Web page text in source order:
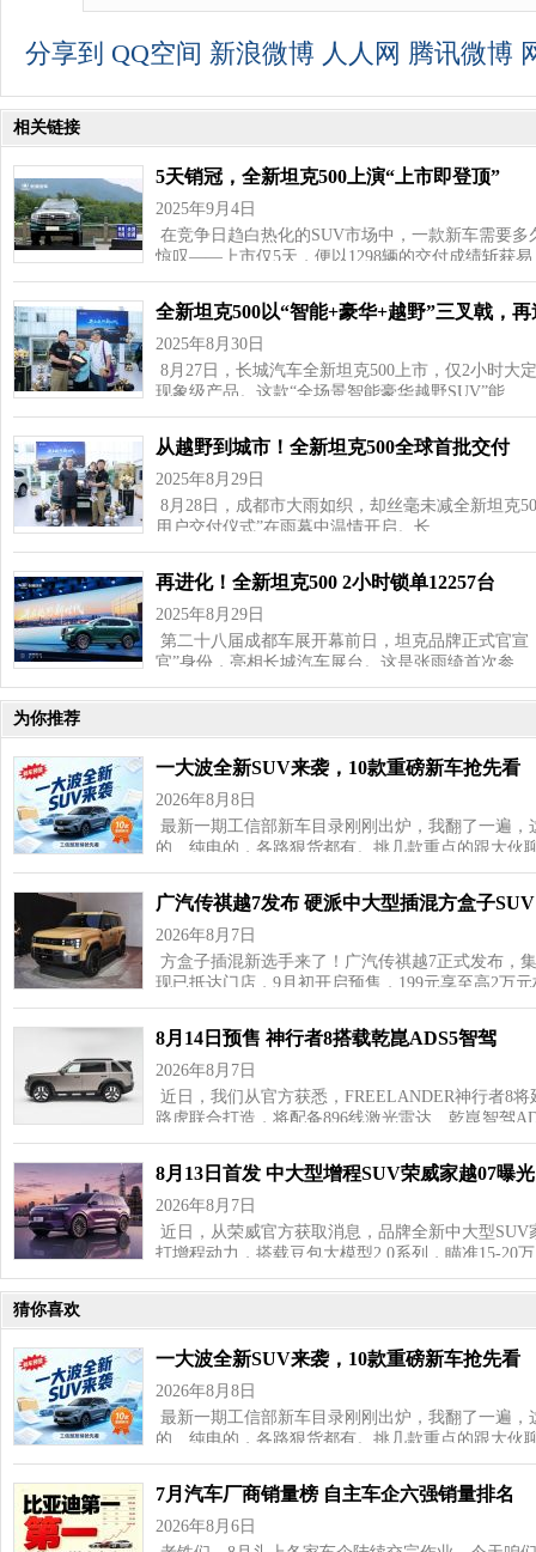
分享到 QQ空间 新浪微博 人人网 腾讯微博
相关链接
5天销冠，全新坦克500上演“上市即登顶”
2025年9月4日
在竞争日趋白热化的SUV市场中，一款新车需要
惊叹——上市仅5天，便以1298辆的交付成绩斩获
全新坦克500以“智能+豪华+越野”三叉戟，
2025年8月30日
8月27日，长城汽车全新坦克500上市，仅2小时大
现象级产品。这款“全场景智能豪华越野SUV”能…
从越野到城市！全新坦克500全球首批交付
2025年8月29日
8月28日，成都市大雨如织，却丝毫未减全新坦
用户交付仪式”在雨幕中温情开启。长…
再进化！全新坦克500 2小时锁单12257台
2025年8月29日
第二十八届成都车展开幕前日，坦克品牌正式官
官”身份，亮相长城汽车展台。这是张雨绮首次参…
为你推荐
一大波全新SUV来袭，10款重磅新车抢先看
2026年8月8日
最新一期工信部新车目录刚刚出炉，我翻了一遍
的、纯电的，各路狠货都有。挑几款重点的跟大伙
广汽传祺越7发布 硬派中大型插混方盒子SUV
2026年8月7日
方盒子插混新选手来了！广汽传祺越7正式发布，
现已抵达门店，9月初开启预售，199元享至高2万
8月14日预售 神行者8搭载乾崑ADS5智驾
2026年8月7日
近日，我们从官方获悉，FREELANDER神行者8
路虎联合打造，将配备896线激光雷达、乾崑智驾
8月13日首发 中大型增程SUV荣威家越07曝光
2026年8月7日
近日，从荣威官方获取消息，品牌全新中大型
打增程动力，搭载豆包大模型2.0系列，瞄准15‑20
猜你喜欢
一大波全新SUV来袭，10款重磅新车抢先看
2026年8月8日
最新一期工信部新车目录刚刚出炉，我翻了一遍
的、纯电的，各路狠货都有。挑几款重点的跟大伙
7月汽车厂商销量榜 自主车企六强销量排名
2026年8月6日